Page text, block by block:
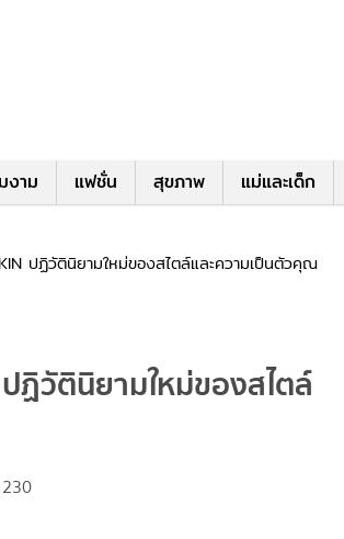
งาม แฟชั่น สุขภาพ แม่และเด็ก
ปฏิวัตินิยามใหม่ของสไตล์และความเป็นตัวคุณ
ฏิวัตินิยามใหม่ของสไตล์
230